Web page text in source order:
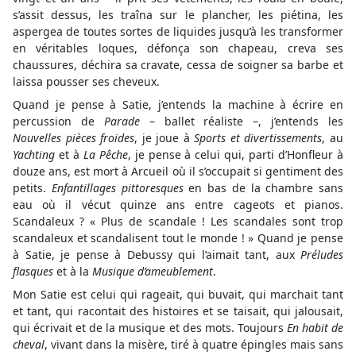
s’assit dessus, les traîna sur le plancher, les piétina, les
aspergea de toutes sortes de liquides jusqu’à les transformer
en véritables loques, défonça son chapeau, creva ses
chaussures, déchira sa cravate, cessa de soigner sa barbe et
laissa pousser ses cheveux.
Quand je pense à Satie, j’entends la machine à écrire en
percussion deParade– ballet réaliste –, j’entends les
Nouvelles pièces froides, je joue àSports et divertissements, au
Yachting et à La Pêche, je pense à celui qui, parti d’Honfleur à
douze ans, est mort à Arcueil où il s’occupait si gentiment des
petits. Enfantillages pittoresquesen bas de la chambre sans
eau où il vécut quinze ans entre cageots et pianos.
Scandaleux ? « Plus de scandale ! Les scandales sont trop
scandaleux et scandalisent tout le monde ! » Quand je pense
à Satie, je pense à Debussy qui l’aimait tant, aux Préludes
flasques et à la Musique d’ameublement.
Mon Satie est celui qui rageait, qui buvait, qui marchait tant
et tant, qui racontait des histoires et se taisait, qui jalousait,
qui écrivait et de la musique et des mots. Toujours En habit de
cheval, vivant dans la misère, tiré à quatre épingles mais sans